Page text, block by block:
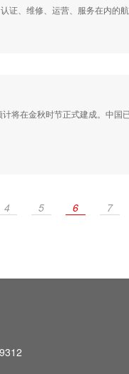
证、维修、运营、服务在内的
在金秋时节正式建成。中国已
4 5 6 7